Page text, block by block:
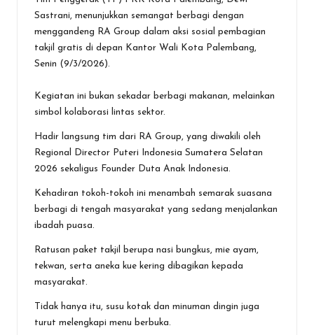
o
o
k
A
p
g
er
Sastrani, menunjukkan semangat berbagi dengan
menggandeng RA Group dalam aksi sosial pembagian
takjil gratis di depan Kantor Wali Kota Palembang,
Senin (9/3/2026).
‎Kegiatan ini bukan sekadar berbagi makanan, melainkan
simbol kolaborasi lintas sektor.
Hadir langsung tim dari RA Group, yang diwakili oleh
Regional Director Puteri Indonesia Sumatera Selatan
2026 sekaligus Founder Duta Anak Indonesia.
‎Kehadiran tokoh-tokoh ini menambah semarak suasana
berbagi di tengah masyarakat yang sedang menjalankan
ibadah puasa.
‎Ratusan paket takjil berupa nasi bungkus, mie ayam,
tekwan, serta aneka kue kering dibagikan kepada
masyarakat.
Tidak hanya itu, susu kotak dan minuman dingin juga
turut melengkapi menu berbuka.